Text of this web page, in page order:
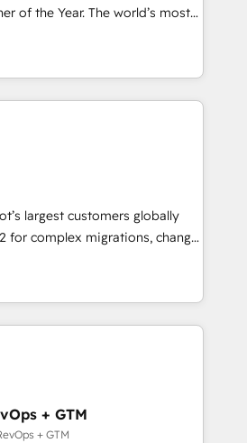
of the Year. The world’s most
accredited HubSpot Solutions
across EMEA, APAC and NAM,
CRM programmes and
HubSpot Hub. 🧭 From
to AI-powered automation,
clarity, human at global
it is proof of trust built through
largest customers globally
for complex migrations, change
integration, and creative
measurable impact and
of the few full-
in the HubSpot
scalable, globally
& RevOps frameworks that
entire
+ GTM
+ GTM